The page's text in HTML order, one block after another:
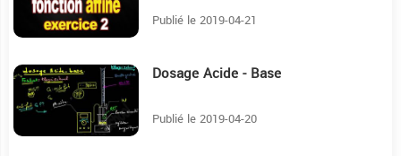
Publié le 2019-04-21
16:50 Dosage Acide - Base
Publié le 2019-04-20